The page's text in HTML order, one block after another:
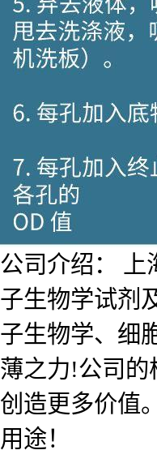
公司介绍： 上
子生物学试剂
子生物学、细
薄之力!公司的
创造更多价值
用途！